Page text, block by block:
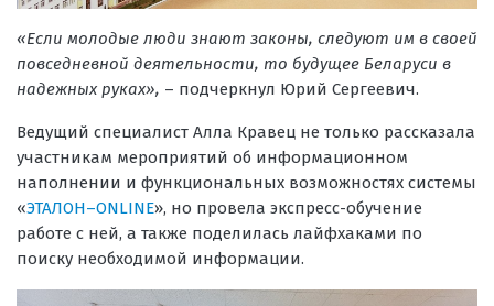
«Если молодые люди знают законы, следуют им в своей
повседневной деятельности, то будущее Беларуси в
надежных руках», – подчеркнул Юрий Сергеевич.
Ведущий специалист Алла Кравец не только рассказала
участникам мероприятий об информационном
наполнении и функциональных возможностях системы
«ЭТАЛОН–ONLINE», но провела экспресс-обучение
работе с ней, а также поделилась лайфхаками по
поиску необходимой информации.